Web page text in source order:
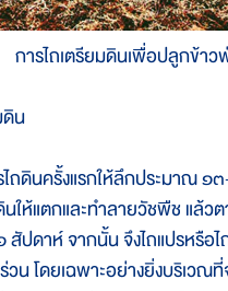
การไถเตรียมดินเพื่อปลูกข้าว
ดิน
นครั้งแรกให้ลึกประมาณ ๑๓
ให้แตกและทำลายวัชพืช แล้ว
สัปดาห์ จากนั้น จึงไถแปรหรือ
น โดยเฉพาะอย่างยิ่งบริเวณที่